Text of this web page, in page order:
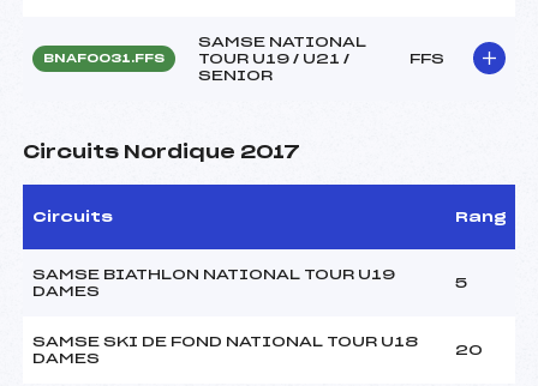
BNAF0031.FFS
SAMSE NATIONAL
TOUR U19 / U21 /
SENIOR
FFS
Circuits Nordique 2017
Circuits Rang
SAMSE BIATHLON NATIONAL TOUR U19
DAMES
5
SAMSE SKI DE FOND NATIONAL TOUR U18
DAMES
20